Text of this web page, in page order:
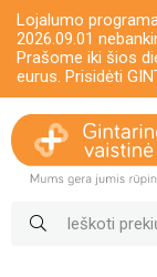
Lojalumo
2026.09.01
Prašome iki šios
eurus. Prisidėti